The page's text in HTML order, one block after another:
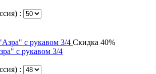
:
Скидка 40%
с рукавом 3/4
: